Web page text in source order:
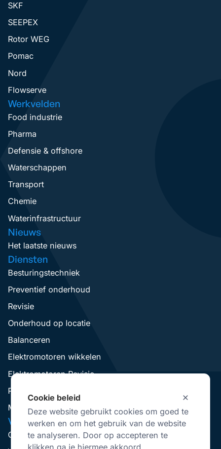
Cookie beleid
Deze website gebruikt cookies om goed te
werken en om het gebruik van de website
te analyseren. Door op accepteren te
SKF
SEEPEX
Rotor WEG
Pomac
Nord
Flowserve
Werkvelden
Food industrie
Pharma
Defensie & offshore
Waterschappen
Transport
Chemie
Waterinfrastructuur
Nieuws
Het laatste nieuws
Diensten
Besturingstechniek
Preventief onderhoud
Revisie
Onderhoud op locatie
Balanceren
Elektromotoren wikkelen
Elektromotoren Revisie
Pompen Revisie
Mechanical Seal Revisie
VisserNederland
Over Ons